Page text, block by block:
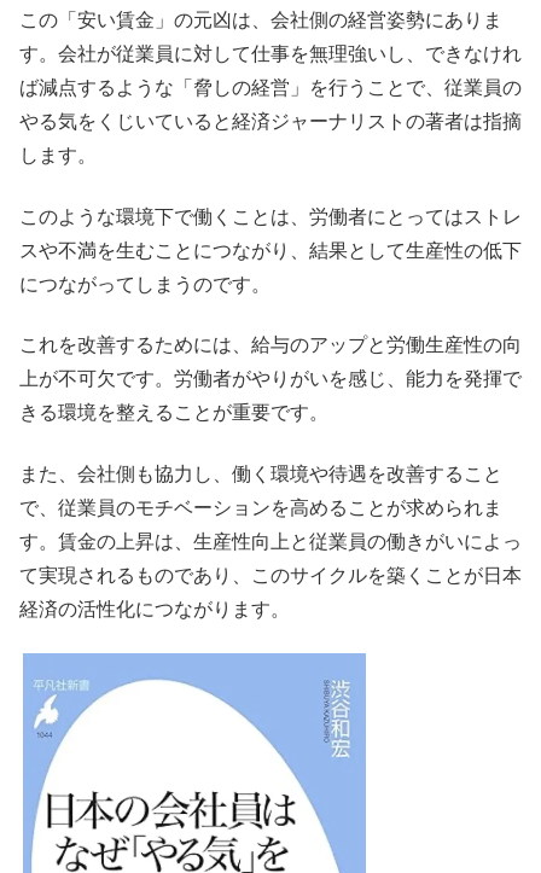
この「安い賃金」の元凶は、会社側の経営姿勢にありま
す。会社が従業員に対して仕事を無理強いし、できなけれ
ば減点するような「脅しの経営」を行うことで、従業員の
やる気をくじいていると経済ジャーナリストの著者は指摘
します。
このような環境下で働くことは、労働者にとってはストレ
スや不満を生むことにつながり、結果として生産性の低下
につながってしまうのです。
これを改善するためには、給与のアップと労働生産性の向
上が不可欠です。労働者がやりがいを感じ、能力を発揮で
きる環境を整えることが重要です。
また、会社側も協力し、働く環境や待遇を改善すること
で、従業員のモチベーションを高めることが求められま
す。賃金の上昇は、生産性向上と従業員の働きがいによっ
て実現されるものであり、このサイクルを築くことが日本
経済の活性化につながります。